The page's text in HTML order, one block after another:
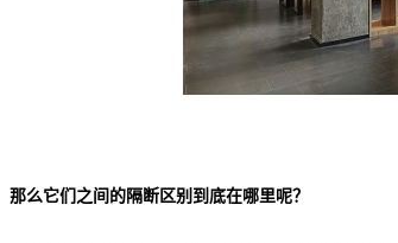
那么它们之间的隔断区别到底在哪里呢？